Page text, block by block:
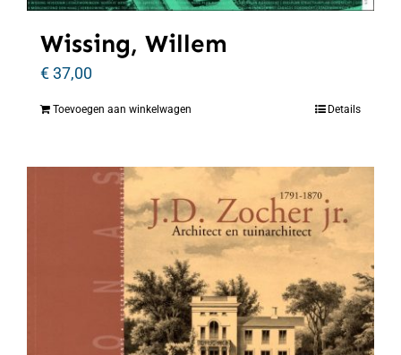
Wissing, Willem
€37,00
Toevoegen aan winkelwagen Details